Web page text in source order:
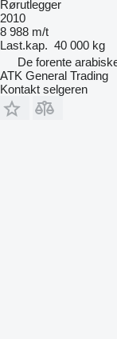
Rørutlegger
2010
8 988 m/t
Last.kap. 40 000 kg
De forente
ATK General Trading
Kontakt selgeren